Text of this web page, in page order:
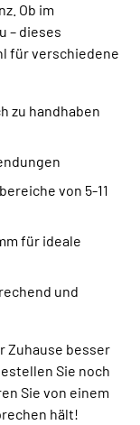
Ob im
– dieses
für verschiedene
zu handhaben
von 5-11
für ideale
und
Zuhause besser
Sie noch
Sie von einem
hält!